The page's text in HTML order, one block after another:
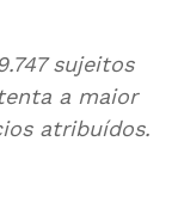
sujeitos
a maior
atribuídos.